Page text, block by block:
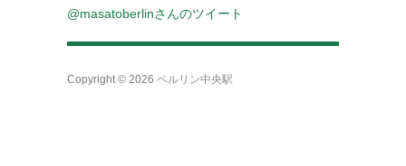
@masatoberlinさんのツイート
Copyright © 2026 ベルリン中央駅